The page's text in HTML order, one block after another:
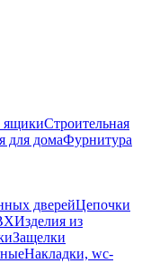
ящикиСтроительная
для домаФурнитура
дверейЦепочки
Изделия из
Защелки
Накладки, wc-